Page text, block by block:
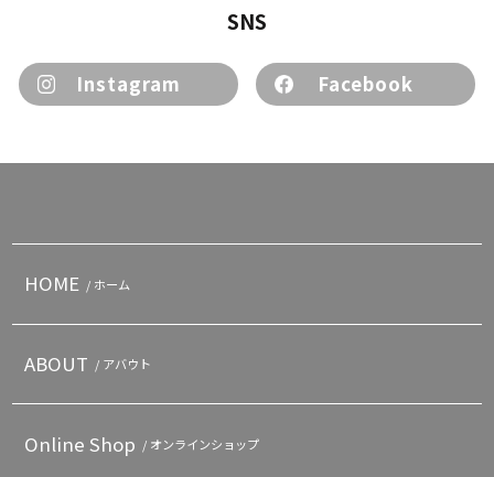
SNS
Instagram Facebook
HOME / ホーム
ABOUT / アバウト
Online Shop / オンラインショップ